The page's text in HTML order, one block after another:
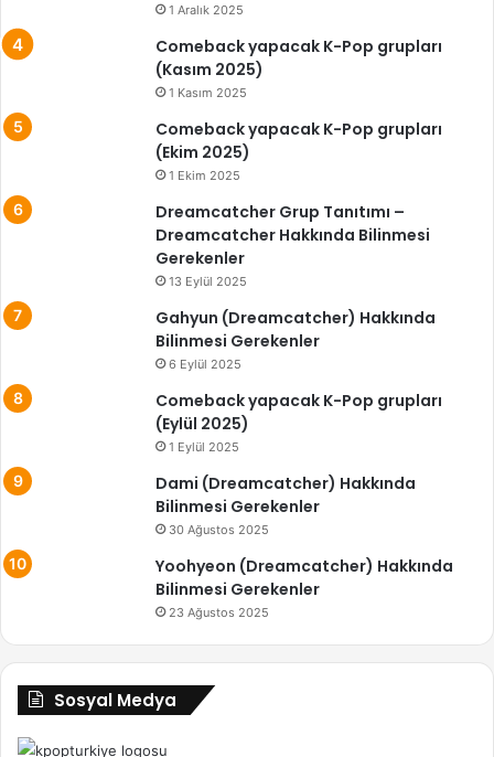
1 Aralık 2025
Comeback yapacak K-Pop grupları
(Kasım 2025)
1 Kasım 2025
Comeback yapacak K-Pop grupları
(Ekim 2025)
1 Ekim 2025
Dreamcatcher Grup Tanıtımı –
Dreamcatcher Hakkında Bilinmesi
Gerekenler
13 Eylül 2025
Gahyun (Dreamcatcher) Hakkında
Bilinmesi Gerekenler
6 Eylül 2025
Comeback yapacak K-Pop grupları
(Eylül 2025)
1 Eylül 2025
Dami (Dreamcatcher) Hakkında
Bilinmesi Gerekenler
30 Ağustos 2025
Yoohyeon (Dreamcatcher) Hakkında
Bilinmesi Gerekenler
23 Ağustos 2025
Sosyal Medya